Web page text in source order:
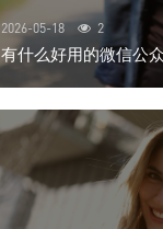
2026-05-18 2
有什么好用的微信公